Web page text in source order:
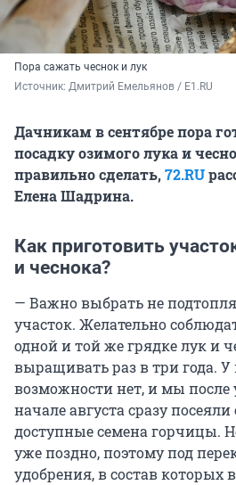
Пора сажать чеснок и лук
Источник: Дмитрий Емельянов / E1.RU
Дачникам в сентябре пора
посадку озимого лука и
правильно сделать,72.RU
Елена Шадрина.
Как приготовить
и чеснока?
— Важно выбрать не
участок. Желательно
одной и той же грядке лук и
выращивать раз в три года. У
возможности нет, и мы после
начале августа сразу
доступные семена горчицы.
уже поздно, поэтому под
удобрения, в состав которых